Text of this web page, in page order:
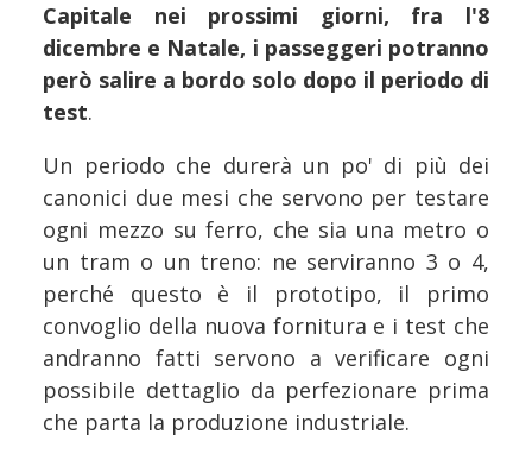
Capitale nei prossimi giorni, fra l'8
dicembre e Natale, i passeggeri potranno
però salire a bordo solo dopo il periodo di
test.
Un periodo che durerà un po' di più dei
canonici due mesi che servono per testare
ogni mezzo su ferro, che sia una metro o
un tram o un treno: ne serviranno 3 o 4,
perché questo è il prototipo, il primo
convoglio della nuova fornitura e i test che
andranno fatti servono a verificare ogni
possibile dettaglio da perfezionare prima
che parta la produzione industriale.